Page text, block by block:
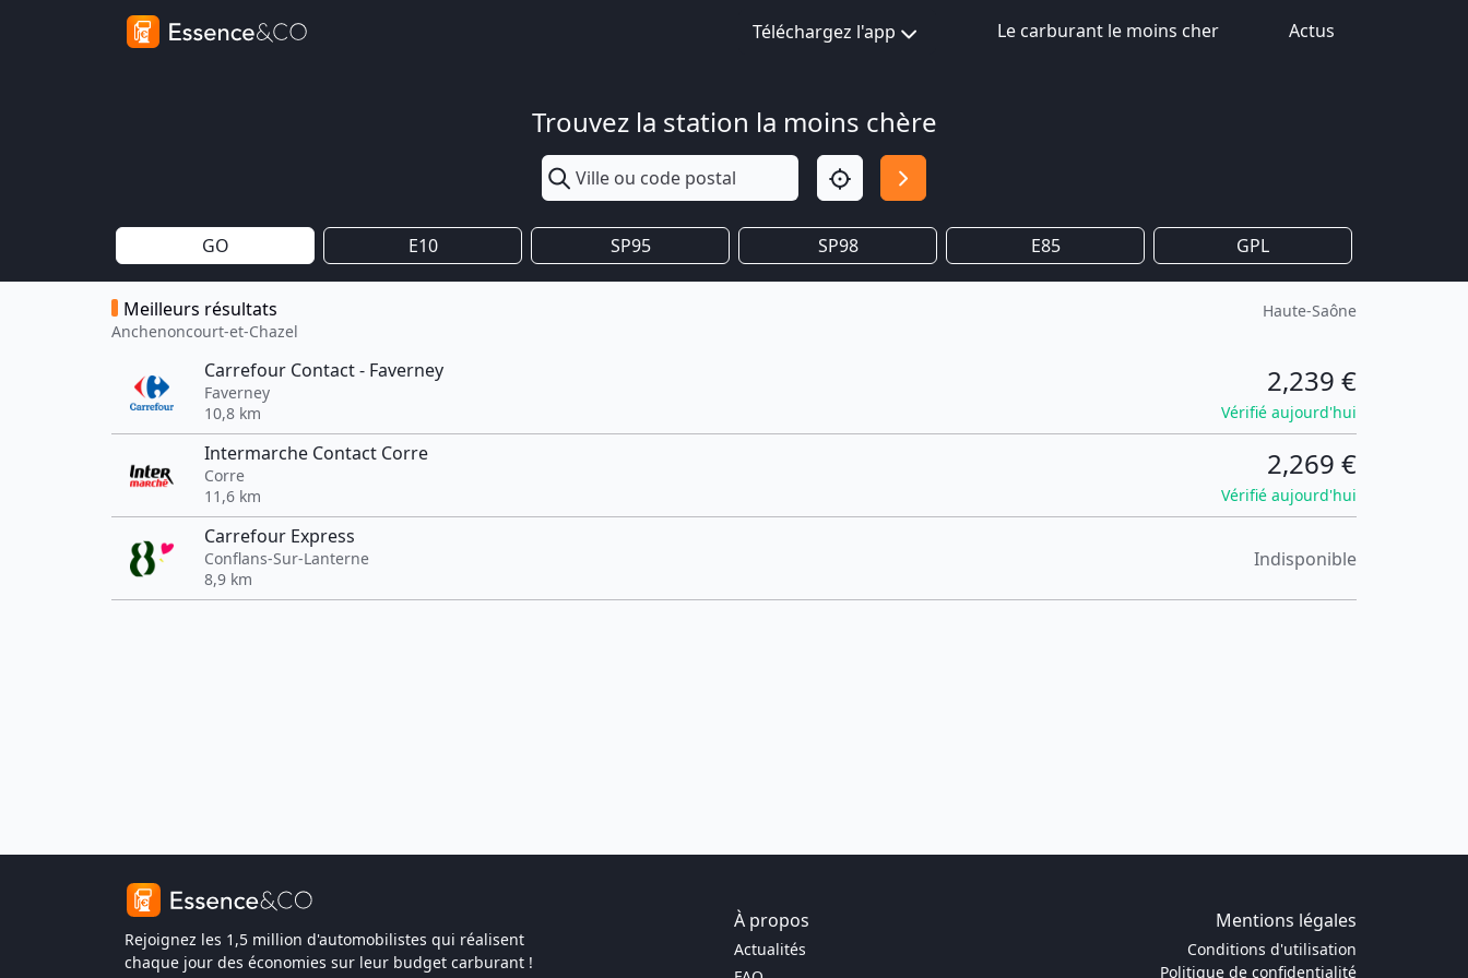
Téléchargez l'app Le carburant le moins cher Actus
Trouvez la station la moins chère
GO E10 SP95 SP98 E85 GPL
Meilleurs résultats
Anchenoncourt-et-Chazel
Haute-Saône
Carrefour Contact - Faverney
Faverney
10,8 km
2,239 €
Vérifié aujourd'hui
Intermarche Contact Corre
Corre
11,6 km
2,269 €
Vérifié aujourd'hui
Carrefour Express
Conflans-Sur-Lanterne
8,9 km
Indisponible
Rejoignez les 1,5 million d'automobilistes qui réalisent
chaque jour des économies sur leur budget carburant !
À propos Mentions légales
Actualités
Conditions d'utilisation
Politique de confidentialité